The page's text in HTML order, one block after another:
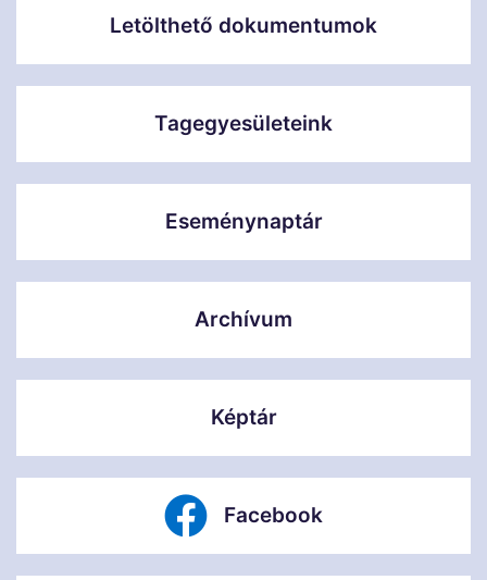
Letölthető dokumentumok
Tagegyesületeink
Eseménynaptár
Archívum
Képtár
Facebook